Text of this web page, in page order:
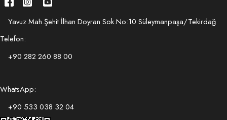
Yavuz Mah.Şehit İlhan Doyran Sok.No:10 Süleymanpaşa/Tekirdağ
Telefon:
+90 282 260 88 00
WhatsApp:
+90 533 038 32 04